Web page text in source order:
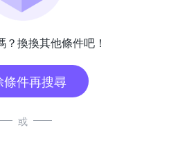
？換換其他條件吧！
條件再搜尋
或